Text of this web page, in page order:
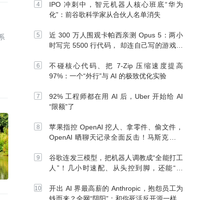
IPO 冲刺中，智元机器人核心班底“华为
化”：前谷歌科学家从合伙人名单消失
近 300 万人围观卡帕西亲测 Opus 5：两小
时写完 5500 行代码， 却连自己写的游戏都
不碰核心代码、把 7-Zip 压缩速度提高
97%：一个“外行”与 AI 的极致优化实验
92% 工程师都在用 AI 后，Uber 开始给 AI
“限额”了
苹果指控 OpenAI 挖人、拿零件、偷文件，
OpenAI 晒聊天记录全面反击！马斯克：别
谷歌连发三模型，把机器人调教成“全能打工
人”！几小时速配、从头控到脚，还能“组
开出 AI 界最高薪的 Anthropic，抱怨员工为